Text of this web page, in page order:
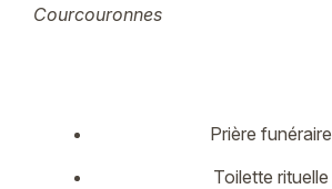
Courcouronnes
Prière funéraire
Toilette rituelle